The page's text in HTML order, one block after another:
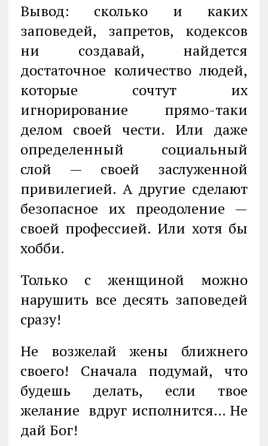
Вывод: сколько и каких
заповедей, запретов, кодексов
ни создавай, най­дется
достаточное количество людей,
которые сочтут их
игнорирование прямо-таки
делом своей чести. Или даже
определенный социальный
слой — своей заслуженной
привилегией. А другие сделают
безопасное их преодоле­ние —
своей профессией. Или хотя бы
хобби.
Только с женщиной можно
нарушить все десять заповедей
сразу!
Не возжелай жены ближнего
своего! Сначала подумай, что
будешь делать, если твое
желание вдруг исполнится… Не
дай Бог!